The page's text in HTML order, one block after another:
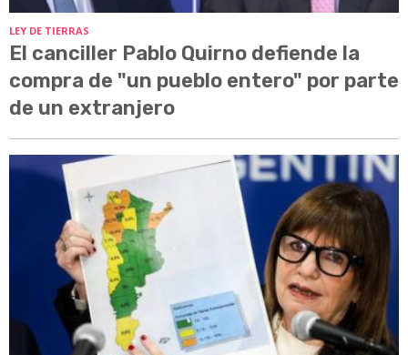
LEY DE TIERRAS
El canciller Pablo Quirno defiende la
compra de "un pueblo entero" por parte
de un extranjero